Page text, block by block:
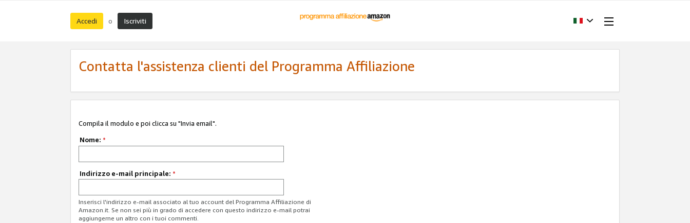
Accedi o Iscriviti
Contatta l'assistenza clienti del Programma Affiliazione
Compila il modulo e poi clicca su "Invia email".
Nome: *
Indirizzo e-mail principale: *
Inserisci l'indirizzo e-mail associato al tuo account del Programma Affiliazione di
Amazon.it. Se non sei più in grado di accedere con questo indirizzo e-mail potrai
aggiungerne un altro con i tuoi commenti.